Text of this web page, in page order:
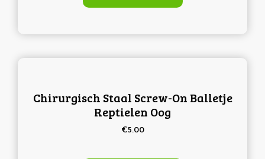
Chirurgisch Staal Screw-On Balletje
Reptielen Oog
€5.00